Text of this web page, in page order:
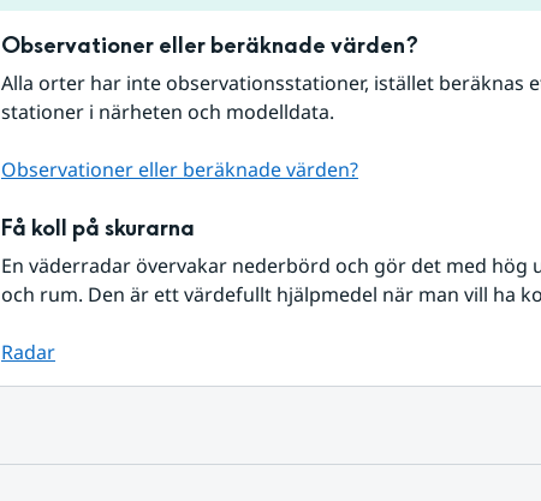
Observationer eller beräknade värden?
Alla orter har inte observationsstationer, istället beräknas
stationer i närheten och modelldata.
Observationer eller beräknade värden?
Få koll på skurarna
En väderradar övervakar nederbörd och gör det med hög
och rum. Den är ett värdefullt hjälpmedel när man vill ha
Radar